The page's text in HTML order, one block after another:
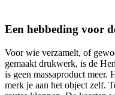
Een hebbeding voor
Voor wie verzamelt, of
gemaakt drukwerk, is de
is geen massaproduct meer.
merk je aan het object zelf.